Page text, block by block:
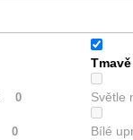
0 Světle
0 Bílé